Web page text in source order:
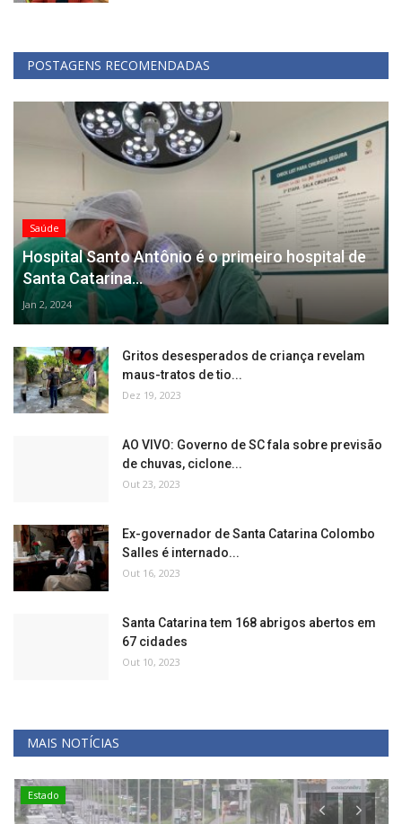
POSTAGENS RECOMENDADAS
Saúde
Hospital Santo Antônio é o primeiro hospital de
Santa Catarina...
Jan 2, 2024
Gritos desesperados de criança revelam
maus-tratos de tio...
Dez 19, 2023
AO VIVO: Governo de SC fala sobre previsão
de chuvas, ciclone...
Out 23, 2023
Ex-governador de Santa Catarina Colombo
Salles é internado...
Out 16, 2023
Santa Catarina tem 168 abrigos abertos em
67 cidades
Out 10, 2023
MAIS NOTÍCIAS
Estado